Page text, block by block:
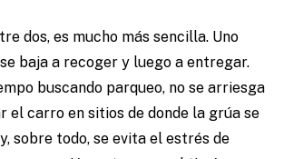
dos, es mucho más sencilla. Uno
baja a recoger y luego a entregar.
buscando parqueo, no se arriesga
el carro en sitios de donde la grúa se
sobre todo, se evita el estrés de